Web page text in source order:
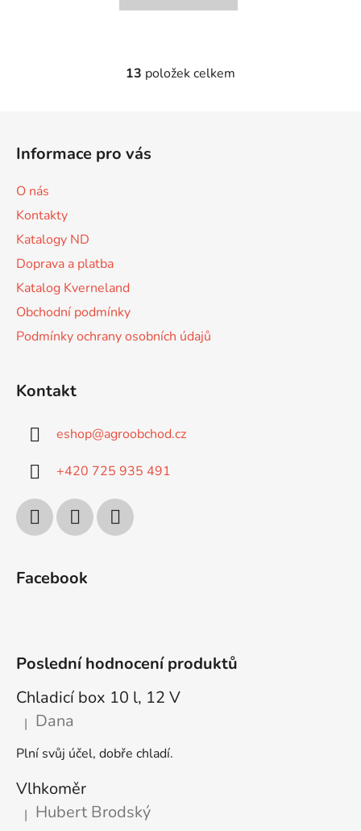
O
ý
p
13 položek celkem
Informace pro vás
O nás
Kontakty
Katalogy ND
Doprava a platba
Katalog Kverneland
Obchodní podmínky
Podmínky ochrany osobních údajů
Kontakt
eshop@agroobchod.cz
+420 725 935 491
Facebook
Poslední hodnocení produktů
Chladicí box 10 l, 12 V
Hodnocení produktu je 5 z 5 hvězdiček.
| Dana
Plní svůj účel, dobře chladí.
Vlhkoměr
Hodnocení produktu je 5 z 5 hvězdiček.
| Hubert Brodský